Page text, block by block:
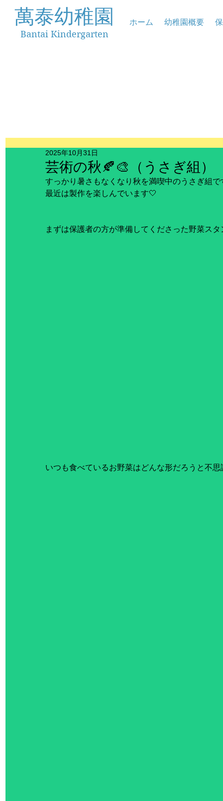
萬泰幼稚園
Bantai Kindergarten
ホーム 幼稚園概要
芸術の秋🍂🎨（うさぎ組）
2025年10月31日
すっかり暑さもなくなり秋を満喫中のうさぎ組で
最近は製作を楽しんでいます🤍
まずは保護者の方が準備してくださった野菜スタ
いつも食べているお野菜はどんな形だろうと不